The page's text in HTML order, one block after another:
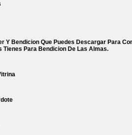
Y Bendicion Que Puedes Descargar Para
Tienes Para Bendicion De Las Almas.